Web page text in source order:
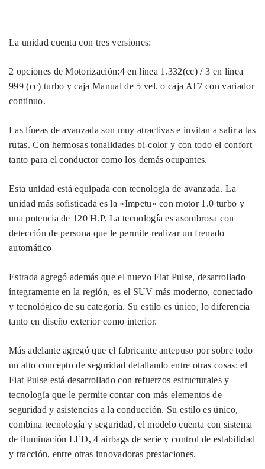
La unidad cuenta con tres versiones:
2 opciones de Motorización:4 en línea 1.332(cc) / 3 en línea
999 (cc) turbo y caja Manual de 5 vel. o caja AT7 con variador
continuo.
Las líneas de avanzada son muy atractivas e invitan a salir a las
rutas. Con hermosas tonalidades bi-color y con todo el confort
tanto para el conductor como los demás ocupantes.
Esta unidad está equipada con tecnología de avanzada. La
unidad más sofisticada es la «Impetu» con motor 1.0 turbo y
una potencia de 120 H.P. La tecnología es asombrosa con
detección de persona que le permite realizar un frenado
automático
Estrada agregó además que el nuevo Fiat Pulse, desarrollado
íntegramente en la región, es el SUV más moderno, conectado
y tecnológico de su categoría. Su estilo es único, lo diferencia
tanto en diseño exterior como interior.
Más adelante agregó que el fabricante antepuso por sobre todo
un alto concepto de seguridad detallando entre otras cosas: el
Fiat Pulse está desarrollado con refuerzos estructurales y
tecnología que le permite contar con más elementos de
seguridad y asistencias a la conducción. Su estilo es único,
combina tecnología y seguridad, el modelo cuenta con sistema
de iluminación LED, 4 airbags de serie y control de estabilidad
y tracción, entre otras innovadoras prestaciones.